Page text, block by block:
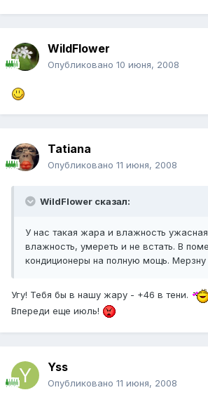
WildFlower
Опубликовано 10 июня, 2008
Tatiana
Опубликовано 11 июня, 2008
WildFlower сказал:
У нас такая жара и влажность
влажность, умереть и не встать. В
кондиционеры на полную мощь.
Угу! Тебя бы в нашу жару - +46 в тени.
Впереди еще июль!
Yss
Опубликовано 11 июня, 2008